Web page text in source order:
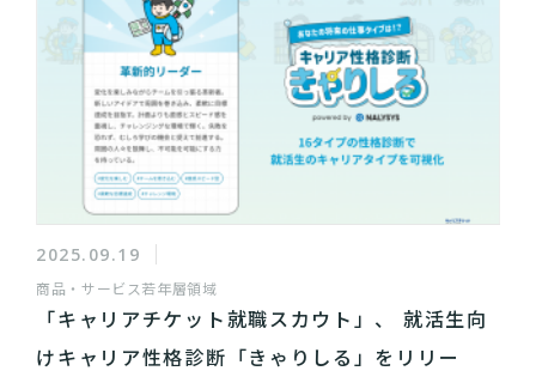
2025.09.19
商品・サービス若年層領域
「キャリアチケット就職スカウト」、 就活生向
けキャリア性格診断「きゃりしる」をリリー